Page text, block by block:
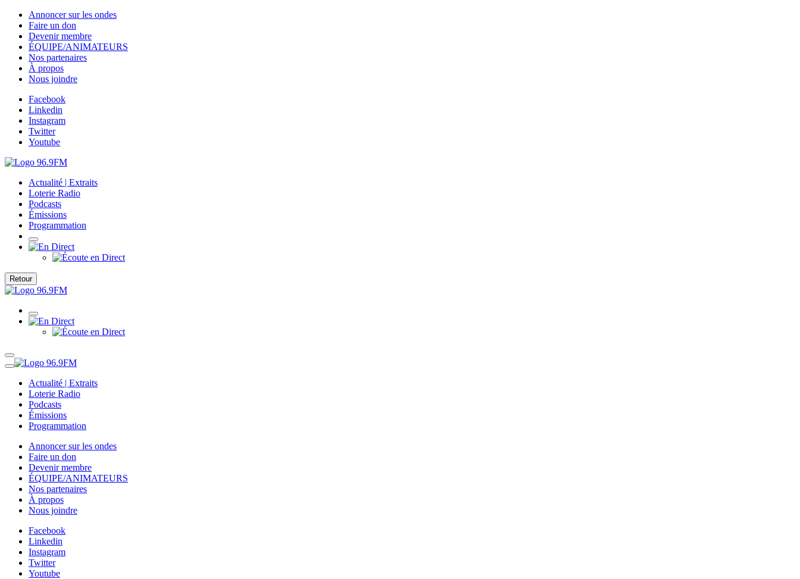
Annoncer sur les ondes
Faire un don
Devenir membre
ÉQUIPE/ANIMATEURS
Nos partenaires
À propos
Nous joindre
Facebook
Linkedin
Instagram
Twitter
Youtube
Actualité | Extraits
Loterie Radio
Podcasts
Émissions
Programmation
Retour
Actualité | Extraits
Loterie Radio
Podcasts
Émissions
Programmation
Annoncer sur les ondes
Faire un don
Devenir membre
ÉQUIPE/ANIMATEURS
Nos partenaires
À propos
Nous joindre
Facebook
Linkedin
Instagram
Twitter
Youtube